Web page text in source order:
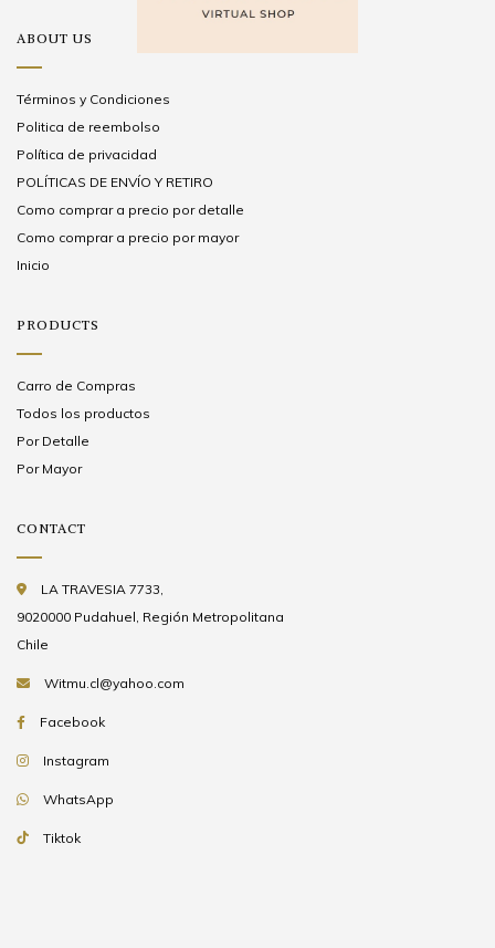
ABOUT US
Términos y Condiciones
Politica de reembolso
Política de privacidad
POLÍTICAS DE ENVÍO Y RETIRO
Como comprar a precio por detalle
Como comprar a precio por mayor
Inicio
PRODUCTS
Carro de Compras
Todos los productos
Por Detalle
Por Mayor
CONTACT
LA TRAVESIA 7733,
9020000 Pudahuel, Región Metropolitana
Chile
Witmu.cl@yahoo.com
Facebook
Instagram
WhatsApp
Tiktok